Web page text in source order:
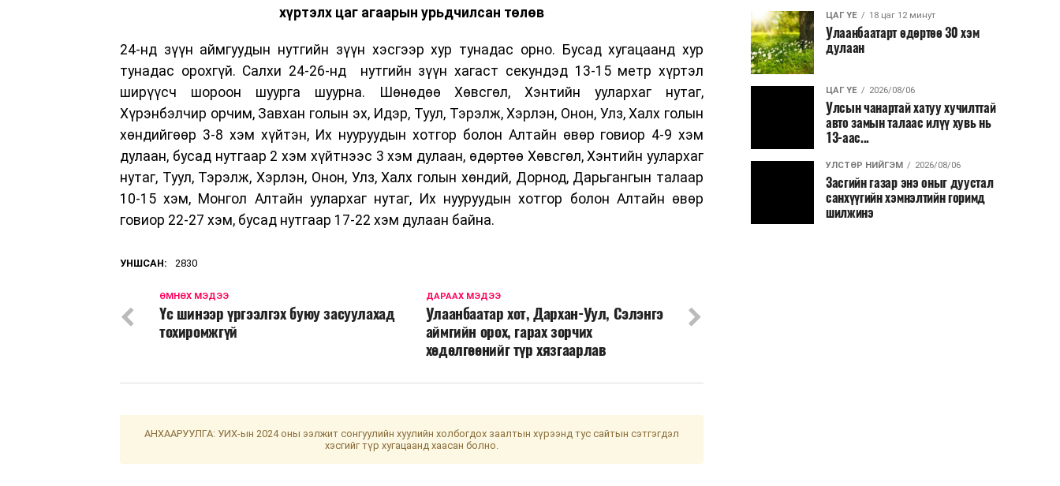
хүртэлх цаг агаарын урьдчилсан төлөв
24-нд зүүн аймгуудын нутгийн зүүн хэсгээр хур тунадас орно. Бусад хугацаанд хур
тунадас орохгүй. Салхи 24-26-нд нутгийн зүүн хагаст секундэд 13-15 метр хүртэл
ширүүсч шороон шуурга шуурна. Шөнөдөө Хөвсгөл, Хэнтийн уулархаг нутаг,
Хүрэнбэлчир орчим, Завхан голын эх, Идэр, Туул, Тэрэлж, Хэрлэн, Онон, Улз, Халх голын
хөндийгөөр 3-8 хэм хүйтэн, Их нууруудын хотгор болон Алтайн өвөр говиор 4-9 хэм
дулаан, бусад нутгаар 2 хэм хүйтнээс 3 хэм дулаан, өдөртөө Хөвсгөл, Хэнтийн уулархаг
нутаг, Туул, Тэрэлж, Хэрлэн, Онон, Улз, Халх голын хөндий, Дорнод, Дарьгангын талаар
10-15 хэм, Монгол Алтайн уулархаг нутаг, Их нууруудын хотгор болон Алтайн өвөр
говиор 22-27 хэм, бусад нутгаар 17-22 хэм дулаан байна.
УНШСАН: 2830
ДАРААХ МЭДЭЭ
Улаанбаатар хот, Дархан-Уул, Сэлэнгэ
аймгийн орох, гарах зорчих
хөдөлгөөнийг түр хязгаарлав
ӨМНӨХ МЭДЭЭ
Үс шинээр үргээлгэх буюу засуулахад
тохиромжгүй
АНХААРУУЛГА: УИХ-ын 2024 оны ээлжит сонгуулийн хуулийн холбогдох заалтын хүрээнд тус сайтын сэтгэгдэл
хэсгийг түр хугацаанд хаасан болно.
ЦАГ ҮЕ 18 цаг 12 минут
Улаанбаатарт өдөртөө 30 хэм
дулаан
ЦАГ ҮЕ 2026/08/06
Улсын чанартай хатуу хучилттай
авто замын талаас илүү хувь нь
13-аас...
УЛСТӨР НИЙГЭМ 2026/08/06
Засгийн газар энэ оныг дуустал
санхүүгийн хэмнэлтийн горимд
шилжинэ